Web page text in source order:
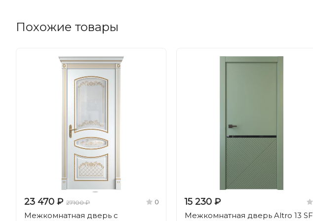
Похожие товары
23 470 ₽ 27100 ₽ 0
Межкомнатная дверь с
15 230 ₽
Межкомнатная дверь Altro 13 SF